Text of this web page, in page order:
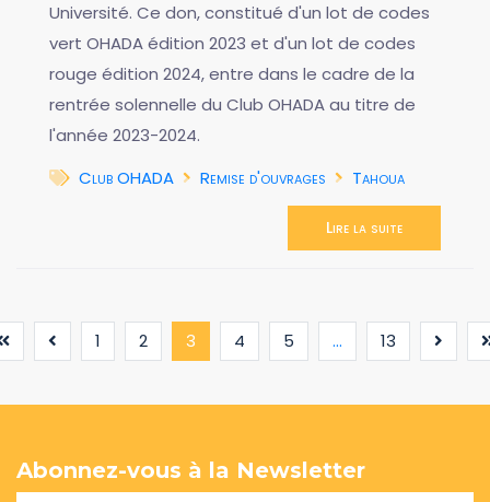
Université. Ce don, constitué d'un lot de codes
vert OHADA édition 2023 et d'un lot de codes
rouge édition 2024, entre dans le cadre de la
rentrée solennelle du Club OHADA au titre de
l'année 2023-2024.
Club OHADA
Remise d'ouvrages Tahoua
Lire la suite
1 2 3(current)
4 5 ... 13
Abonnez-vous à la Newsletter